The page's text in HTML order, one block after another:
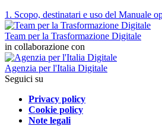
1. Scopo, destinatari e uso del Manuale
Team per la Trasformazione Digitale
in collaborazione con
Agenzia per l'Italia Digitale
Seguici su
Privacy policy
Cookie policy
Note legali